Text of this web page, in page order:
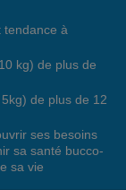
tendance à
kg) de plus de
de plus de 12
ses besoins
sa santé bucco-
sa vie